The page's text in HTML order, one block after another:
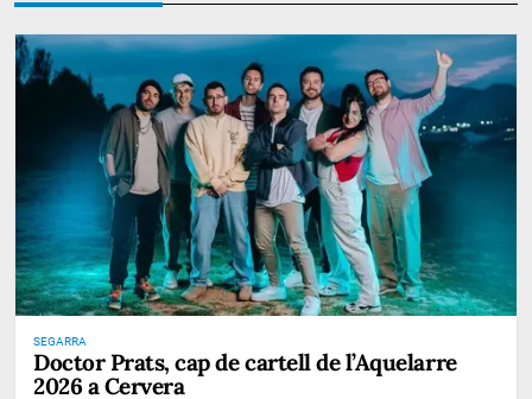
SEGARRA
Doctor Prats, cap de cartell de l’Aquelarre
2026 a Cervera